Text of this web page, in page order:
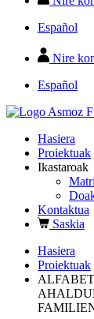
Español
Nire
Español
Hasiera
Proiektuak
Ikastaroak
Kontaktua
Saskia
Hasiera
Proiektuak